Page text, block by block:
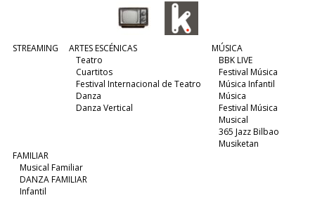
STREAMING
ARTES ESCÉNICAS
Teatro
Cuartitos
Festival Internacional de Teatro
Danza
Danza Vertical
MÚSICA
BBK LIVE
Festival Música
Música Infantil
Música
Festival Música
Musical
365 Jazz Bilbao
Musiketan
FAMILIAR
Musical Familiar
DANZA FAMILIAR
Infantil